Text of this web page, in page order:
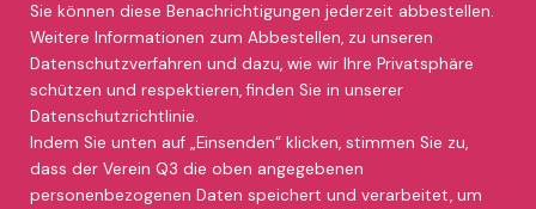
Sie können diese Benachrichtigungen jederzeit abbestellen.
Weitere Informationen zum Abbestellen, zu unseren
Datenschutzverfahren und dazu, wie wir Ihre Privatsphäre
schützen und respektieren, finden Sie in unserer
Datenschutzrichtlinie.
Indem Sie unten auf „Einsenden“ klicken, stimmen Sie zu,
dass der Verein Q3 die oben angegebenen
personenbezogenen Daten speichert und verarbeitet, um